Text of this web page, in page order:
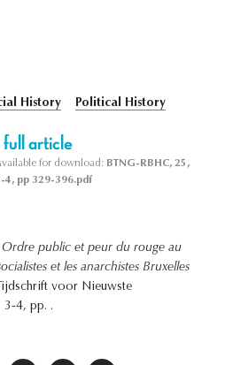
History Political History
full article
for download: BTNG-RBHC, 25,
4, pp 329-396.pdf
Ordre public et peur du rouge au
et les anarchistes Bruxelles
voor Nieuwste
3-4, pp. .